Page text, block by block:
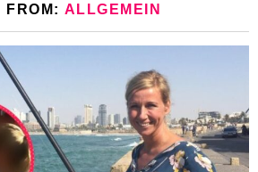
FROM: ALLGEMEIN